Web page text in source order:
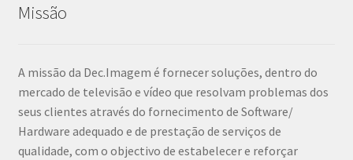
Missão
A missão da Dec.Imagem é fornecer soluções, dentro do
mercado de televisão e vídeo que resolvam problemas dos
seus clientes através do fornecimento de Software/
Hardware adequado e de prestação de serviços de
qualidade, com o objectivo de estabelecer e reforçar